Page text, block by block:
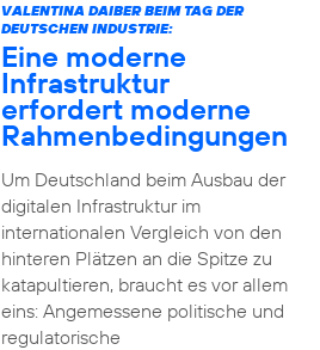
VALENTINA DAIBER BEIM TAG DER
DEUTSCHEN INDUSTRIE:
Eine moderne
Infrastruktur
erfordert moderne
Rahmenbedingungen
Um Deutschland beim Ausbau der
digitalen Infrastruktur im
internationalen Vergleich von den
hinteren Plätzen an die Spitze zu
katapultieren, braucht es vor allem
eins: Angemessene politische und
regulatorische